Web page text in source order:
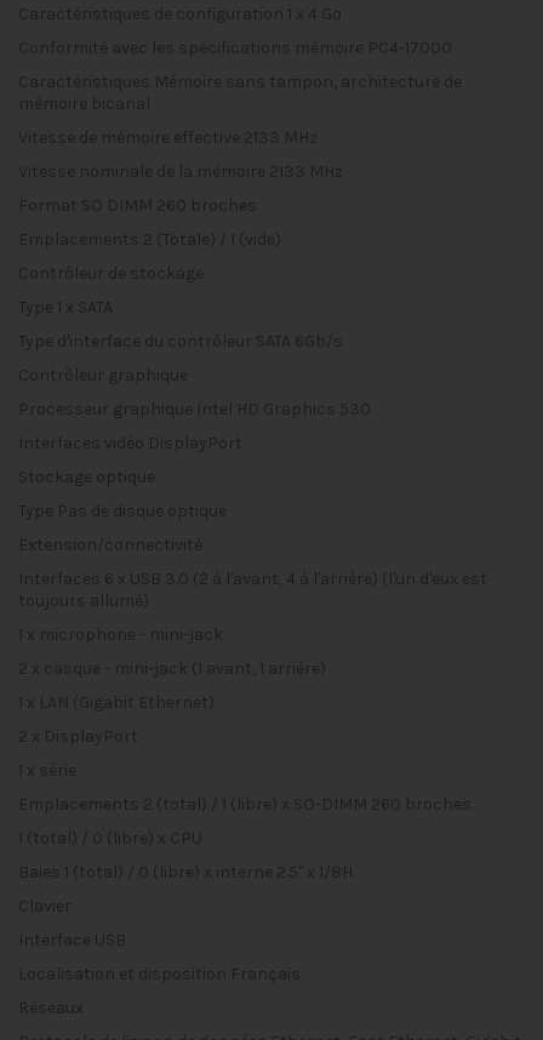
Caractéristiques de configuration 1 x 4 Go
Conformité avec les spécifications mémoire PC4-17000
Caractéristiques Mémoire sans tampon, architecture de
mémoire bicanal
Vitesse de mémoire effective 2133 MHz
Vitesse nominale de la mémoire 2133 MHz
Format SO DIMM 260 broches
Emplacements 2 (Totale) / 1 (vide)
Contrôleur de stockage
Type 1 x SATA
Type d'interface du contrôleur SATA 6Gb/s
Contrôleur graphique
Processeur graphique Intel HD Graphics 530
Interfaces vidéo DisplayPort
Stockage optique
Type Pas de disque optique
Extension/connectivité
Interfaces 6 x USB 3.0 (2 à l'avant, 4 à l'arrière) (l'un d'eux est
toujours allumé)
1 x microphone - mini-jack
2 x casque - mini-jack (1 avant, 1 arrière)
1 x LAN (Gigabit Ethernet)
2 x DisplayPort
1 x série
Emplacements 2 (total) / 1 (libre) x SO-DIMM 260 broches
1 (total) / 0 (libre) x CPU
Baies 1 (total) / 0 (libre) x interne 2.5" x 1/8H
Clavier
Interface USB
Localisation et disposition Français
Réseaux